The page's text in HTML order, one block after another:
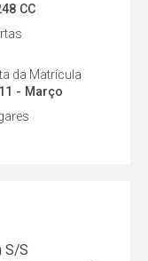
CC
da Matrícula
- Março
S/S